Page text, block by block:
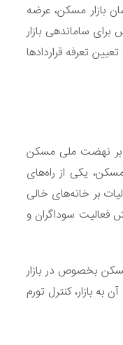
بازار مسکن، عرضه
ساماندهی بازار
تعرفه قراردادها
بر نهضت ملی مسکن
یکی از راه‌های
بر خانه‌های خالی
فعالیت سوداگران و
عرضه مسکن بخصوص در بازار
بازار، کنترل تورم